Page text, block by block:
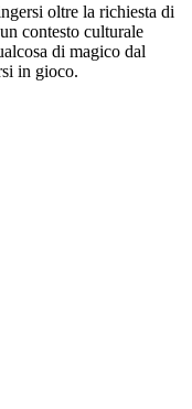
oltre la richiesta di
contesto culturale
di magico dal
in gioco.